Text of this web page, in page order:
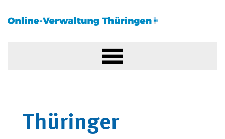
Thüringer